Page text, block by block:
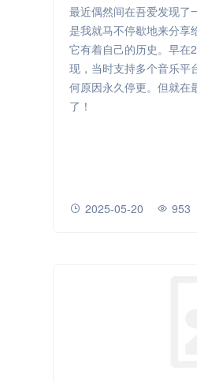
最近偶然间在吾爱发现了
是我就马不停歇地来分享
它有着自己的历史。早在
现，当时支持多个音乐平
何原因永久停更。但就在
了！
2025-05-20 953